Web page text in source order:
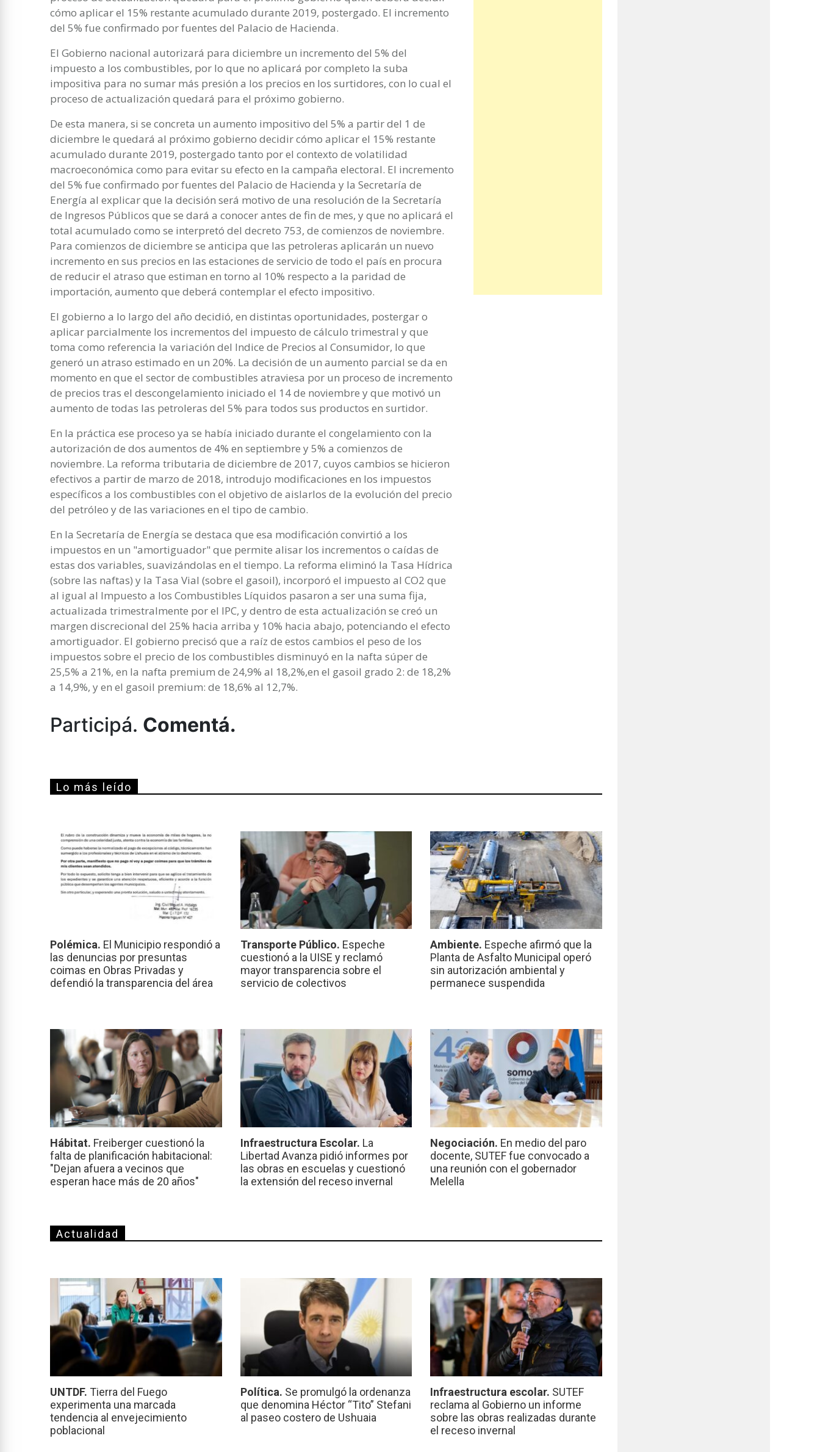
cómo aplicar el 15% restante acumulado durante 2019, postergado. El incremento
del 5% fue confirmado por fuentes del Palacio de Hacienda.
El Gobierno nacional autorizará para diciembre un incremento del 5% del
impuesto a los combustibles, por lo que no aplicará por completo la suba
impositiva para no sumar más presión a los precios en los surtidores, con lo cual el
proceso de actualización quedará para el próximo gobierno.
De esta manera, si se concreta un aumento impositivo del 5% a partir del 1 de
diciembre le quedará al próximo gobierno decidir cómo aplicar el 15% restante
acumulado durante 2019, postergado tanto por el contexto de volatilidad
macroeconómica como para evitar su efecto en la campaña electoral. El incremento
del 5% fue confirmado por fuentes del Palacio de Hacienda y la Secretaría de
Energía al explicar que la decisión será motivo de una resolución de la Secretaría
de Ingresos Públicos que se dará a conocer antes de fin de mes, y que no aplicará el
total acumulado como se interpretó del decreto 753, de comienzos de noviembre.
Para comienzos de diciembre se anticipa que las petroleras aplicarán un nuevo
incremento en sus precios en las estaciones de servicio de todo el país en procura
de reducir el atraso que estiman en torno al 10% respecto a la paridad de
importación, aumento que deberá contemplar el efecto impositivo.
El gobierno a lo largo del año decidió, en distintas oportunidades, postergar o
aplicar parcialmente los incrementos del impuesto de cálculo trimestral y que
toma como referencia la variación del Indice de Precios al Consumidor, lo que
generó un atraso estimado en un 20%. La decisión de un aumento parcial se da en
momento en que el sector de combustibles atraviesa por un proceso de incremento
de precios tras el descongelamiento iniciado el 14 de noviembre y que motivó un
aumento de todas las petroleras del 5% para todos sus productos en surtidor.
En la práctica ese proceso ya se había iniciado durante el congelamiento con la
autorización de dos aumentos de 4% en septiembre y 5% a comienzos de
noviembre. La reforma tributaria de diciembre de 2017, cuyos cambios se hicieron
efectivos a partir de marzo de 2018, introdujo modificaciones en los impuestos
específicos a los combustibles con el objetivo de aislarlos de la evolución del precio
del petróleo y de las variaciones en el tipo de cambio.
En la Secretaría de Energía se destaca que esa modificación convirtió a los
impuestos en un "amortiguador" que permite alisar los incrementos o caídas de
estas dos variables, suavizándolas en el tiempo. La reforma eliminó la Tasa Hídrica
(sobre las naftas) y la Tasa Vial (sobre el gasoil), incorporó el impuesto al CO2 que
al igual al Impuesto a los Combustibles Líquidos pasaron a ser una suma fija,
actualizada trimestralmente por el IPC, y dentro de esta actualización se creó un
margen discrecional del 25% hacia arriba y 10% hacia abajo, potenciando el efecto
amortiguador. El gobierno precisó que a raíz de estos cambios el peso de los
impuestos sobre el precio de los combustibles disminuyó en la nafta súper de
25,5% a 21%, en la nafta premium de 24,9% al 18,2%,en el gasoil grado 2: de 18,2%
a 14,9%, y en el gasoil premium: de 18,6% al 12,7%.
Participá. Comentá.
Lo más leído
Polémica. El Municipio respondió a
las denuncias por presuntas
coimas en Obras Privadas y
defendió la transparencia del área
Transporte Público. Espeche
cuestionó a la UISE y reclamó
mayor transparencia sobre el
servicio de colectivos
Ambiente. Espeche afirmó que la
Planta de Asfalto Municipal operó
sin autorización ambiental y
permanece suspendida
Hábitat. Freiberger cuestionó la
falta de planificación habitacional:
"Dejan afuera a vecinos que
esperan hace más de 20 años"
Infraestructura Escolar. La
Libertad Avanza pidió informes por
las obras en escuelas y cuestionó
la extensión del receso invernal
Negociación. En medio del paro
docente, SUTEF fue convocado a
una reunión con el gobernador
Melella
Actualidad
UNTDF. Tierra del Fuego
experimenta una marcada
tendencia al envejecimiento
poblacional
Política. Se promulgó la ordenanza
que denomina Héctor “Tito” Stefani
al paseo costero de Ushuaia
Infraestructura escolar. SUTEF
reclama al Gobierno un informe
sobre las obras realizadas durante
el receso invernal